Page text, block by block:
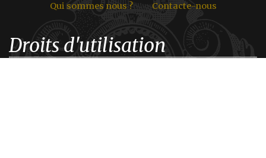
Qui sommes nous ? Contacte-nous
Droits d'utilisation